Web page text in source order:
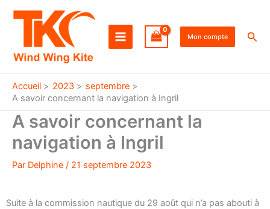
Mon compte
Accueil 2023
septembre
A savoir concernant la navigation à Ingril
A savoir concernant la
navigation à Ingril
Par Delphine / 21 septembre 2023
Suite à la commission nautique du 29 août qui n’a pas abouti à